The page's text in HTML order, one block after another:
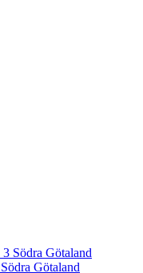
Södra Götaland
Götaland